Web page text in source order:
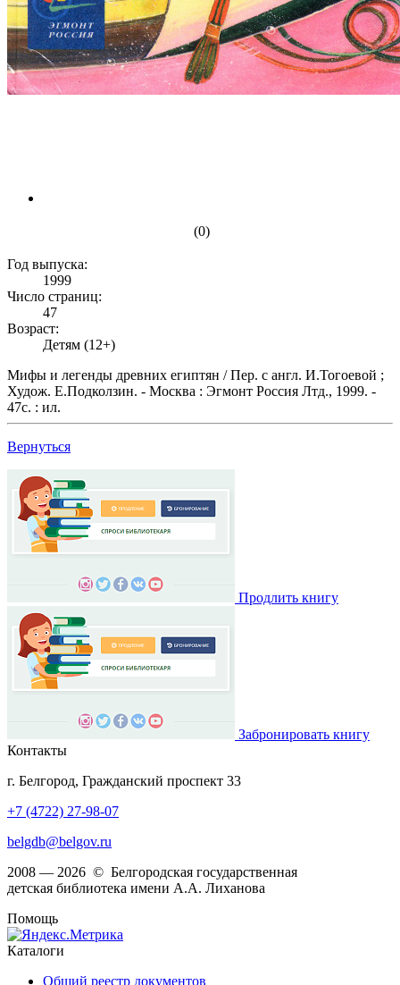
(0)
Год выпуска:
1999
Число страниц:
47
Возраст:
Детям (12+)
Мифы и легенды древних египтян / Пер. с англ. И.Тогоевой ;
Худож. Е.Подколзин. - Москва : Эгмонт Россия Лтд., 1999. -
47с. : ил.
Вернуться
Продлить книгу
Забронировать книгу
Контакты
г. Белгород, Гражданский проспект 33
+7 (4722) 27-98-07
belgdb@belgov.ru
2008 — 2026 © Белгородская государственная
детская библиотека имени А.А. Лиханова
Помощь
Каталоги
Общий реестр документов